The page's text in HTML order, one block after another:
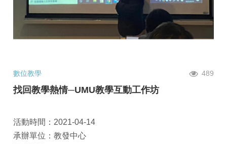
數位教學 489
找回教學熱情─UMU教學互動工作坊
活動時間：2021-04-14
承辦單位：教發中心